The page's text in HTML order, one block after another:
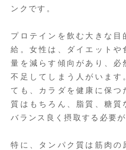
ンクです。
プロテインを飲む大きな目
給。女性は、ダイエットや
量を減らす傾向があり、必
不足してしまう人がいます
ても、カラダを健康に保つ
質はもちろん、脂質、糖質
バランス良く摂取する必要が
特に、タンパク質は筋肉の